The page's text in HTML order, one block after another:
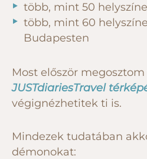
több, mint 50
több, mint 60
Budapesten
Most először
JUSTdiariesTravel
végignézhetitek ti is.
Mindezek tudatában
démonokat: